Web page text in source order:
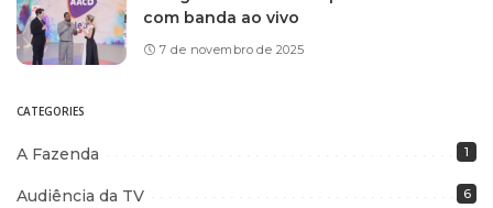
com banda ao vivo
7 de novembro de 2025
CATEGORIES
A Fazenda 1
Audiência da TV 6